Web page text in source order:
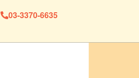
03-3370-6635